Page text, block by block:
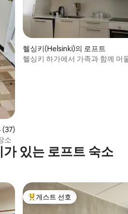
점(5점 만점), 후기 37개
(37)
소
헬싱키(Helsinki)의 로프트
헬싱키 하가에서 가족과 함께 머
가 있는 로프트 숙소
상위 게스트 선호
게스트 선호